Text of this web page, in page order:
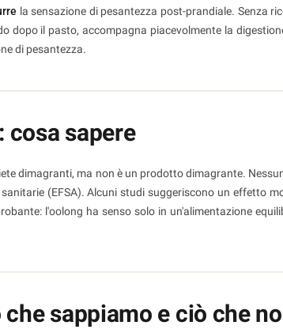
la sensazione di pesantezza post-prandiale. Senza
dopo il pasto, accompagna piacevolmente la
di pesantezza.
cosa sapere
dimagranti, ma non è un prodotto dimagrante.
(EFSA). Alcuni studi suggeriscono un effetto
l'oolong ha senso solo in un'alimentazione
sappiamo e ciò che